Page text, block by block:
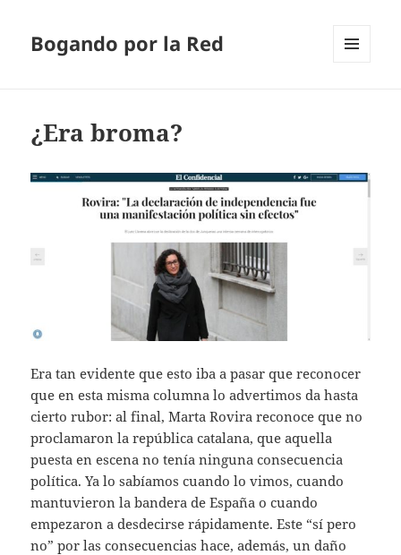
Bogando por la Red
¿Era broma?
Era tan evidente que esto iba a pasar que reconocer
que en esta misma columna lo advertimos da hasta
cierto rubor: al final, Marta Rovira reconoce que no
proclamaron la república catalana, que aquella
puesta en escena no tenía ninguna consecuencia
política. Ya lo sabíamos cuando lo vimos, cuando
mantuvieron la bandera de España o cuando
empezaron a desdecirse rápidamente. Este “sí pero
no” por las consecuencias hace, además, un daño